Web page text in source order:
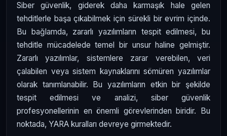
Siber güvenlik, giderek daha karmaşık hale gelen
tehditlerle başa çıkabilmek için sürekli bir evrim içinde.
Bu bağlamda, zararlı yazılımların tespit edilmesi, bu
tehditle mücadelede temel bir unsur haline gelmiştir.
Zararlı yazılımlar, sistemlere zarar verebilen, veri
çalabilen veya sistem kaynaklarını sömüren yazılımlar
olarak tanımlanabilir. Bu yazılımların etkin bir şekilde
tespit edilmesi ve analizi, siber güvenlik
profesyonellerinin en önemli görevlerinden biridir. Bu
noktada, YARA kuralları devreye girmektedir.